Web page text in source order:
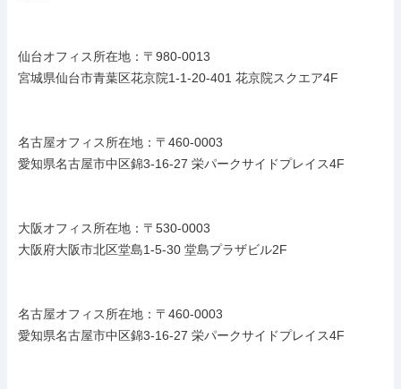
仙台オフィス所在地：〒980-0013
宮城県仙台市青葉区花京院1-1-20-401 花京院スクエア4F
名古屋オフィス所在地：〒460-0003
愛知県名古屋市中区錦3-16-27 栄パークサイドプレイス4F
大阪オフィス所在地：〒530-0003
大阪府大阪市北区堂島1-5-30 堂島プラザビル2F
名古屋オフィス所在地：〒460-0003
愛知県名古屋市中区錦3-16-27 栄パークサイドプレイス4F